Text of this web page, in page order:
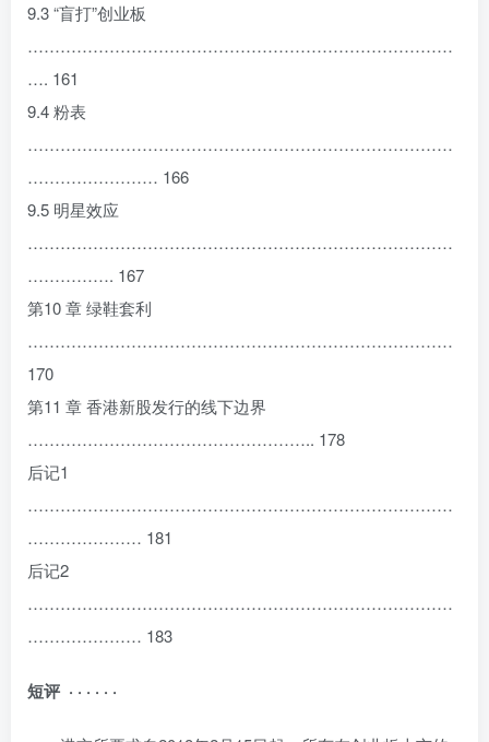
9.3 “盲打”创业板
……………………………………………………………………
…. 161
9.4 粉表
……………………………………………………………………
…………………… 166
9.5 明星效应
……………………………………………………………………
……………. 167
第10 章 绿鞋套利
……………………………………………………………………
170
第11 章 香港新股发行的线下边界
…………………………………………….. 178
后记1
……………………………………………………………………
………………… 181
后记2
……………………………………………………………………
………………… 183
短评 · · · · · ·